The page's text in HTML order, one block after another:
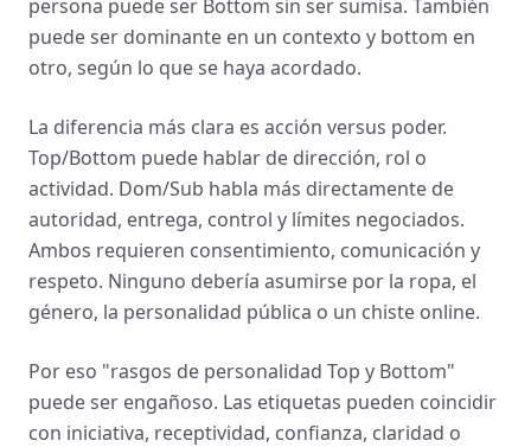
persona puede ser Bottom sin ser sumisa. También
puede ser dominante en un contexto y bottom en
otro, según lo que se haya acordado.
La diferencia más clara es acción versus poder.
Top/Bottom puede hablar de dirección, rol o
actividad. Dom/Sub habla más directamente de
autoridad, entrega, control y límites negociados.
Ambos requieren consentimiento, comunicación y
respeto. Ninguno debería asumirse por la ropa, el
género, la personalidad pública o un chiste online.
Por eso "rasgos de personalidad Top y Bottom"
puede ser engañoso. Las etiquetas pueden coincidir
con iniciativa, receptividad, confianza, claridad o